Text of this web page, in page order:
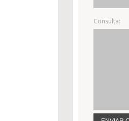
Consulta: